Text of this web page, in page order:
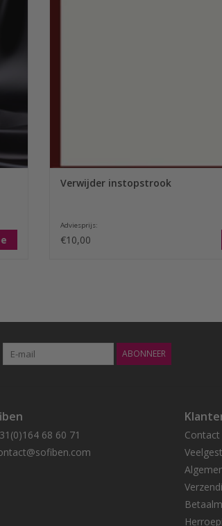
Verwijder instopstrook
Adviesprijs:
€10,00
ABONNEER
68 60 71
Contact